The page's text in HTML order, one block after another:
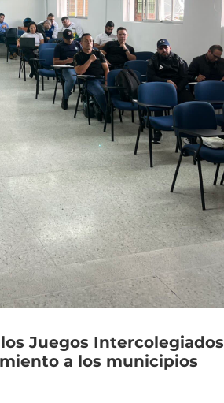
los Juegos Intercolegiados
a los municipios